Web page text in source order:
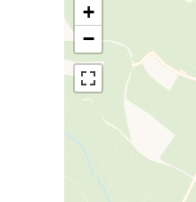
+
−